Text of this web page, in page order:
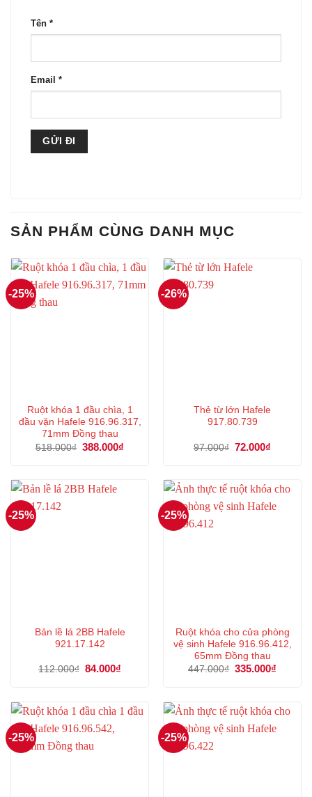
Tên *
Email *
SẢN PHẨM CÙNG DANH MỤC
-25%
Ruột khóa 1 đầu chìa, 1
đầu vặn Hafele 916.96.317,
71mm Đồng thau
518.000₫ Giá
388.000₫
388.000₫.
-26%
Thẻ từ lớn Hafele
917.80.739
97.000₫ Giá
72.000₫
-25%
Bản lề lá 2BB Hafele
921.17.142
112.000₫ Giá
84.000₫
84.000₫.
-25%
Ruột khóa cho cửa phòng
vệ sinh Hafele 916.96.412,
65mm Đồng thau
447.000₫ Giá
335.000₫
-25% -25%